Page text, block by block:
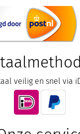
veilig en snel via